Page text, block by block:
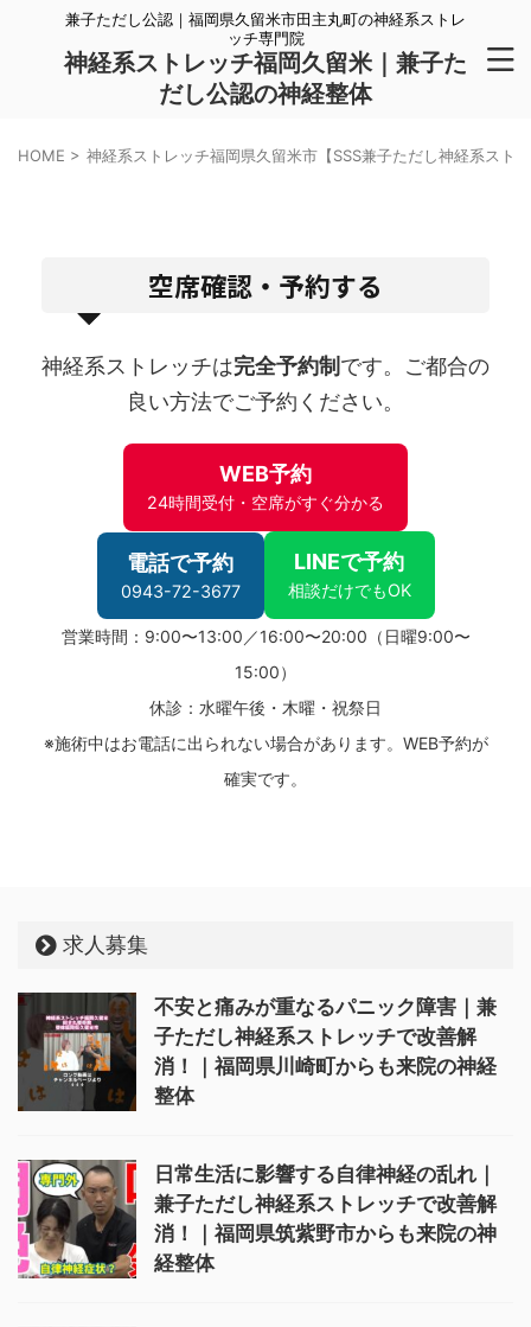
兼子ただし公認｜福岡県久留米市田主丸町の神経系ストレ
ッチ専門院
神経系ストレッチ福岡久留米｜兼子た
だし公認の神経整体
HOME > 神経系ストレッチ福岡県久留米市【SSS兼子ただし神経系スト
空席確認・予約する
神経系ストレッチは完全予約制 です。ご都合の
良い方法でご予約ください。
WEB予約
24時間受付・空席がすぐ分かる
電話で予約
0943-72-3677
LINEで予約
相談だけでもOK
営業時間：9:00〜13:00／16:00〜20:00（日曜9:00〜
15:00）
休診：水曜午後・木曜・祝祭日
※施術中はお電話に出られない場合があります。WEB予約が
確実です。
求人募集
不安と痛みが重なるパニック障害｜兼
子ただし神経系ストレッチで改善解
消！｜福岡県川崎町からも来院の神経
整体
日常生活に影響する自律神経の乱れ｜
兼子ただし神経系ストレッチで改善解
消！｜福岡県筑紫野市からも来院の神
経整体